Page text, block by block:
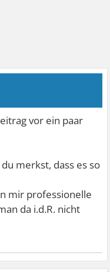
vor ein paar
merkst, dass es so
mir professionelle
da i.d.R. nicht